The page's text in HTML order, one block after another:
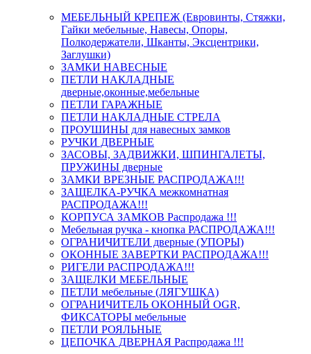
МЕБЕЛЬНЫЙ КРЕПЕЖ (Евровинты, Стяжки,
Гайки мебельные, Навесы, Опоры,
Полкодержатели, Шканты, Эксцентрики,
Заглушки)
ЗАМКИ НАВЕСНЫЕ
ПЕТЛИ НАКЛАДНЫЕ
дверные,оконные,мебельные
ПЕТЛИ ГАРАЖНЫЕ
ПЕТЛИ НАКЛАДНЫЕ СТРЕЛА
ПРОУШИНЫ для навесных замков
РУЧКИ ДВЕРНЫЕ
ЗАСОВЫ, ЗАДВИЖКИ, ШПИНГАЛЕТЫ,
ПРУЖИНЫ дверные
ЗАМКИ ВРЕЗНЫЕ РАСПРОДАЖА!!!
ЗАЩЕЛКА-РУЧКА межкомнатная
РАСПРОДАЖА!!!
КОРПУСА ЗАМКОВ Распродажа !!!
Мебельная ручка - кнопка РАСПРОДАЖА!!!
ОГРАНИЧИТЕЛИ дверные (УПОРЫ)
ОКОННЫЕ ЗАВЕРТКИ РАСПРОДАЖА!!!
РИГЕЛИ РАСПРОДАЖА!!!
ЗАЩЕЛКИ МЕБЕЛЬНЫЕ
ПЕТЛИ мебельные (ЛЯГУШКА)
ОГРАНИЧИТЕЛЬ ОКОННЫЙ OGR,
ФИКСАТОРЫ мебельные
ПЕТЛИ РОЯЛЬНЫЕ
ЦЕПОЧКА ДВЕРНАЯ Распродажа !!!